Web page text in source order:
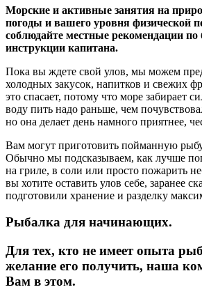
Морские и активные занятия на
погоды и вашего уровня физической
соблюдайте местные рекомендации по
инструкции капитана.
Пока вы ждете свой улов, мы можем
холодных закусок, напитков и свежих
это спасает, потому что море забирает
воду пить надо раньше, чем
но она делает день намного приятнее,
Вам могут приготовить пойманную
Обычно мы подсказываем, как лучше
на гриле, в соли или просто пожарить
вы хотите оставить улов себе, заранее
подготовили хранение и разделку
Рыбалка для начинающих.
Для тех, кто не имеет опыта
желание его получить, наша
Вам в этом.